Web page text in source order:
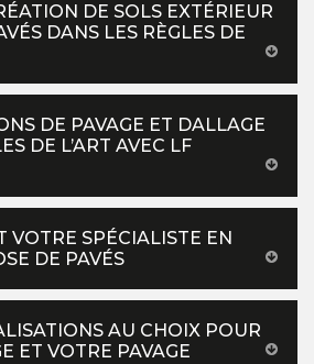
DE SOLS EXTÉRIEUR
DANS LES RÈGLES DE
DE PAVAGE ET DALLAGE
DE L’ART AVEC LF
VOTRE SPÉCIALISTE EN
DE PAVÉS
AU CHOIX POUR
ET VOTRE PAVAGE